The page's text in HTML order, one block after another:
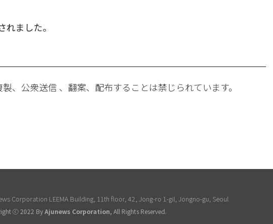
ました。
、公衆送信 、翻案、配布することは禁じられています。
Corporation LEEMA Building, 11th floor, 42, Jong-ro 1-gil, Jongno-gu, Seoul
ⓒ 2022 ByAjunews Corporation, All Rights Reserved.